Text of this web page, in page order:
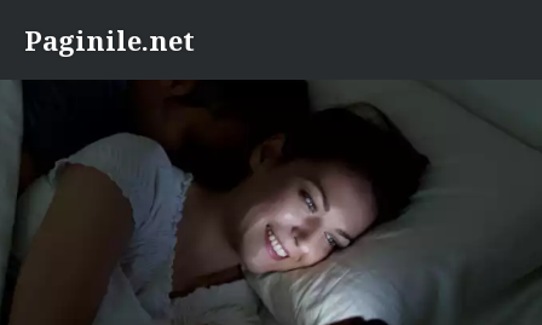
content
Paginile.net